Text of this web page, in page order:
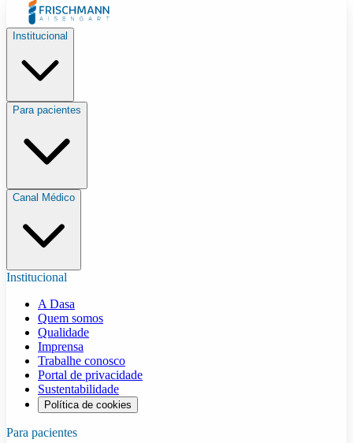
Institucional
Para pacientes
Canal Médico
Institucional
A Dasa
Quem somos
Qualidade
Imprensa
Trabalhe conosco
Portal de privacidade
Sustentabilidade
Política de cookies
Para pacientes